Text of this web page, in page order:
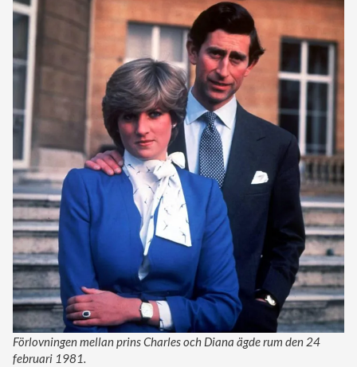
Förlovningen mellan prins Charles och Diana ägde rum den 24
februari 1981.